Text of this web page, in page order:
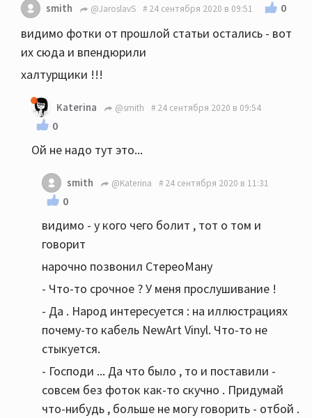
smith @JaroslavS 24 сентября 2020 в 09:51 0
видимо фотки от прошлой статьи остались - вот
их сюда и впендюрили
халтурщики !!!
Katerina @smith 24 сентября 2020 в 09:54
0
Ой не надо тут это...
smith @Katerina 24 сентября 2020 в 11:31
0
видимо - у кого чего болит , тот о том и
говорит
нарочно позвонил СтереоМану
- Что-то срочное ? У меня прослушивание !
- Да . Народ интересуется : на иллюстрациях
почему-то кабель NewArt Vinyl. Что-то не
стыкуется.
- Господи ... Да что было , то и поставили -
совсем без фоток как-то скучно . Придумай
что-нибудь , больше не могу говорить - отбой .